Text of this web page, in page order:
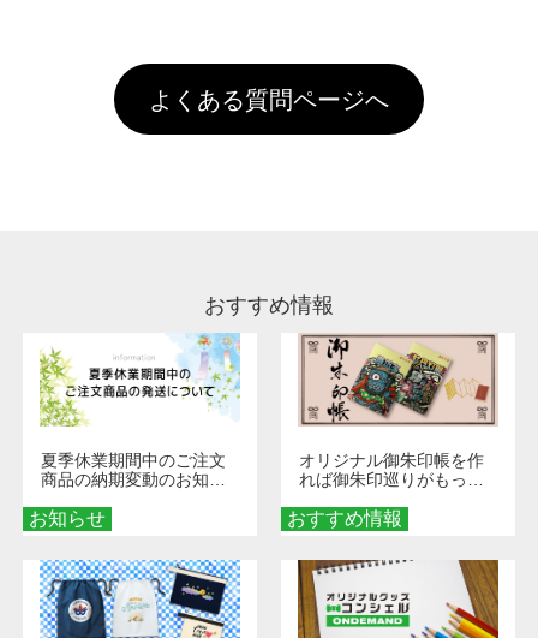
頂いても、ログインがされていなければ、ラン
クにカウントがされません。
害な性質で、水洗いで落とすことが可能です。
お手数ですが、お客様ご自身にて着用前に落と
していただけますようお願いいたします。※1
通常注文・直送機能でのご注文に関わらず、前
引」などによるお値引きで4,000円未満になる
場合は送料がかかりますので、ご注意くださ
い。
よくある質問ページへ
おすすめ情報
お知らせ
夏季休業期間中のご注文
商品の納期変動のお知ら
おすすめ情報
オリジナル御朱印帳を作
れば御朱印巡りがもっと
ダーメイドする魅力と選
び方